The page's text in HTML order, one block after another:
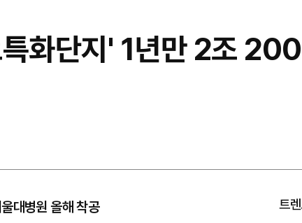
화단지' 1년만 2조
대병원 올해 착공
트